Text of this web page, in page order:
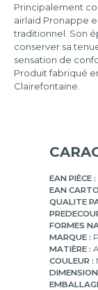
Principalement
airlaid Pronappe
traditionnel. Son
conserver sa
sensation de
Produit fabriqué
Clairefontaine.
EAN PIÈCE :
EAN
QUALITE
FORMES
MARQUE :
MATIÈRE :
COULEUR :